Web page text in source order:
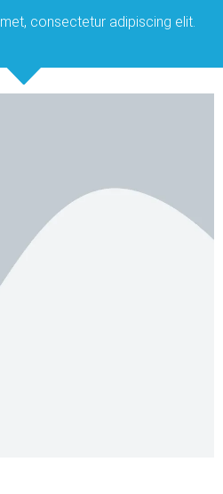
consectetur adipiscing elit.